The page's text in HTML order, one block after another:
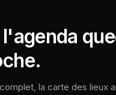
la carte des lieux